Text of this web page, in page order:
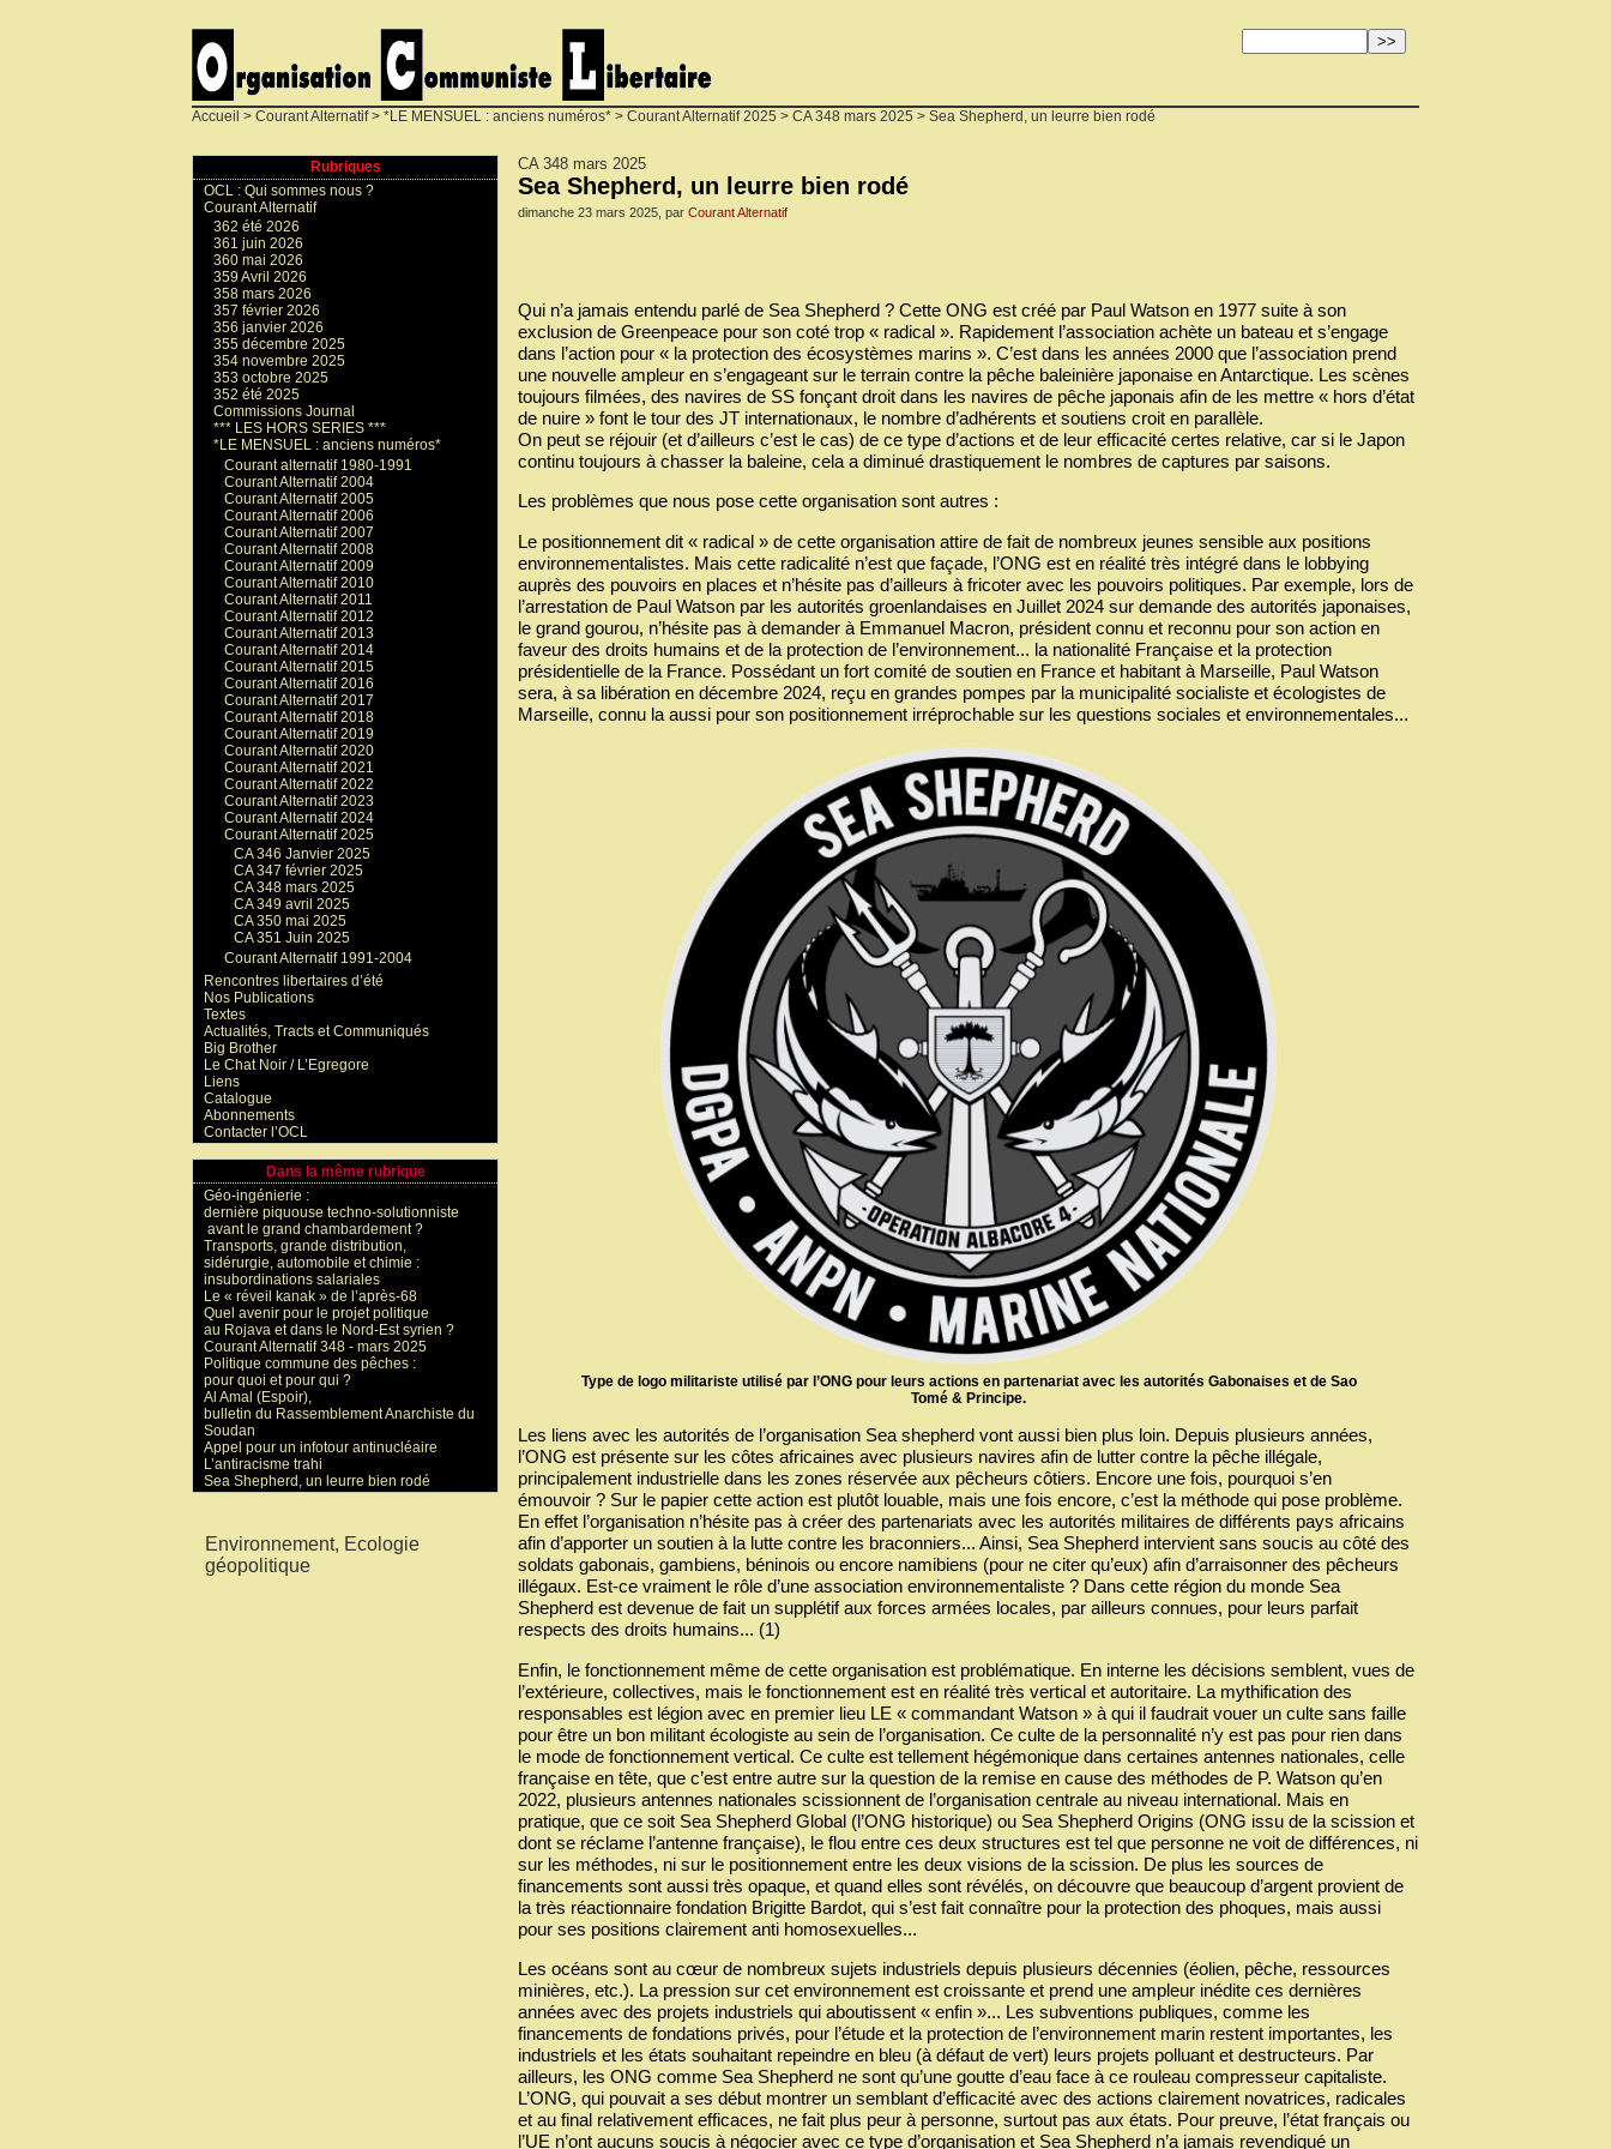
Accueil > Courant Alternatif> *LE MENSUEL : anciens numéros* > Courant Alternatif 2025 > CA 348 mars 2025 > Sea Shepherd, un leurre bien rodé
CA 348 mars 2025
Sea Shepherd, un leurre bien rodé
dimanche 23 mars 2025, par Courant Alternatif
Qui n’a jamais entendu parlé de Sea Shepherd ? Cette ONG est créé par Paul Watson en 1977 suite à son
exclusion de Greenpeace pour son coté trop « radical ». Rapidement l’association achète un bateau et s’engage
dans l’action pour « la protection des écosystèmes marins ». C’est dans les années 2000 que l’association prend
une nouvelle ampleur en s’engageant sur le terrain contre la pêche baleinière japonaise en Antarctique. Les scènes
toujours filmées, des navires de SS fonçant droit dans les navires de pêche japonais afin de les mettre « hors d’état
de nuire » font le tour des JT internationaux, le nombre d’adhérents et soutiens croit en parallèle.
On peut se réjouir (et d’ailleurs c’est le cas) de ce type d’actions et de leur efficacité certes relative, car si le Japon
continu toujours à chasser la baleine, cela a diminué drastiquement le nombres de captures par saisons.
Les problèmes que nous pose cette organisation sont autres :
Le positionnement dit « radical » de cette organisation attire de fait de nombreux jeunes sensible aux positions
environnementalistes. Mais cette radicalité n’est que façade, l’ONG est en réalité très intégré dans le lobbying
auprès des pouvoirs en places et n’hésite pas d’ailleurs à fricoter avec les pouvoirs politiques. Par exemple, lors de
l’arrestation de Paul Watson par les autorités groenlandaises en Juillet 2024 sur demande des autorités japonaises,
le grand gourou, n’hésite pas à demander à Emmanuel Macron, président connu et reconnu pour son action en
faveur des droits humains et de la protection de l’environnement... la nationalité Française et la protection
présidentielle de la France. Possédant un fort comité de soutien en France et habitant à Marseille, Paul Watson
sera, à sa libération en décembre 2024, reçu en grandes pompes par la municipalité socialiste et écologistes de
Marseille, connu la aussi pour son positionnement irréprochable sur les questions sociales et environnementales...
Type de logo militariste utilisé par l’ONG pour leurs actions en partenariat avec les autorités Gabonaises et de Sao
Tomé & Principe.
Les liens avec les autorités de l’organisation Sea shepherd vont aussi bien plus loin. Depuis plusieurs années,
l’ONG est présente sur les côtes africaines avec plusieurs navires afin de lutter contre la pêche illégale,
principalement industrielle dans les zones réservée aux pêcheurs côtiers. Encore une fois, pourquoi s’en
émouvoir ? Sur le papier cette action est plutôt louable, mais une fois encore, c’est la méthode qui pose problème.
En effet l’organisation n’hésite pas à créer des partenariats avec les autorités militaires de différents pays africains
afin d’apporter un soutien à la lutte contre les braconniers... Ainsi, Sea Shepherd intervient sans soucis au côté des
soldats gabonais, gambiens, béninois ou encore namibiens (pour ne citer qu’eux) afin d’arraisonner des pêcheurs
illégaux. Est-ce vraiment le rôle d’une association environnementaliste ? Dans cette région du monde Sea
Shepherd est devenue de fait un supplétif aux forces armées locales, par ailleurs connues, pour leurs parfait
respects des droits humains... (1)
Enfin, le fonctionnement même de cette organisation est problématique. En interne les décisions semblent, vues de
l’extérieure, collectives, mais le fonctionnement est en réalité très vertical et autoritaire. La mythification des
responsables est légion avec en premier lieu LE « commandant Watson » à qui il faudrait vouer un culte sans faille
pour être un bon militant écologiste au sein de l’organisation. Ce culte de la personnalité n’y est pas pour rien dans
le mode de fonctionnement vertical. Ce culte est tellement hégémonique dans certaines antennes nationales, celle
française en tête, que c’est entre autre sur la question de la remise en cause des méthodes de P. Watson qu’en
2022, plusieurs antennes nationales scissionnent de l’organisation centrale au niveau international. Mais en
pratique, que ce soit Sea Shepherd Global (l’ONG historique) ou Sea Shepherd Origins (ONG issu de la scission et
dont se réclame l’antenne française), le flou entre ces deux structures est tel que personne ne voit de différences, ni
sur les méthodes, ni sur le positionnement entre les deux visions de la scission. De plus les sources de
financements sont aussi très opaque, et quand elles sont révélés, on découvre que beaucoup d’argent provient de
la très réactionnaire fondation Brigitte Bardot, qui s’est fait connaître pour la protection des phoques, mais aussi
pour ses positions clairement anti homosexuelles...
Les océans sont au cœur de nombreux sujets industriels depuis plusieurs décennies (éolien, pêche, ressources
minières, etc.). La pression sur cet environnement est croissante et prend une ampleur inédite ces dernières
années avec des projets industriels qui aboutissent « enfin »... Les subventions publiques, comme les
financements de fondations privés, pour l’étude et la protection de l’environnement marin restent importantes, les
industriels et les états souhaitant repeindre en bleu (à défaut de vert) leurs projets polluant et destructeurs. Par
ailleurs, les ONG comme Sea Shepherd ne sont qu’une goutte d’eau face à ce rouleau compresseur capitaliste.
L’ONG, qui pouvait a ses début montrer un semblant d’efficacité avec des actions clairement novatrices, radicales
et au final relativement efficaces, ne fait plus peur à personne, surtout pas aux états. Pour preuve, l’état français ou
l’UE n’ont aucuns soucis à négocier avec ce type d’organisation et Sea Shepherd n’a jamais revendiqué un
Rubriques
OCL : Qui sommes nous ?
Courant Alternatif
362 été 2026
361 juin 2026
360 mai 2026
359 Avril 2026
358 mars 2026
357 février 2026
356 janvier 2026
355 décembre 2025
354 novembre 2025
353 octobre 2025
352 été 2025
Commissions Journal
*** LES HORS SERIES ***
*LE MENSUEL : anciens numéros*
Courant alternatif 1980-1991
Courant Alternatif 2004
Courant Alternatif 2005
Courant Alternatif 2006
Courant Alternatif 2007
Courant Alternatif 2008
Courant Alternatif 2009
Courant Alternatif 2010
Courant Alternatif 2011
Courant Alternatif 2012
Courant Alternatif 2013
Courant Alternatif 2014
Courant Alternatif 2015
Courant Alternatif 2016
Courant Alternatif 2017
Courant Alternatif 2018
Courant Alternatif 2019
Courant Alternatif 2020
Courant Alternatif 2021
Courant Alternatif 2022
Courant Alternatif 2023
Courant Alternatif 2024
Courant Alternatif 2025
CA 346 Janvier 2025
CA 347 février 2025
CA 348 mars 2025
CA 349 avril 2025
CA 350 mai 2025
CA 351 Juin 2025
Courant Alternatif 1991-2004
Rencontres libertaires d’été
Nos Publications
Textes
Actualités, Tracts et Communiqués
Big Brother
Le Chat Noir / L’Egregore
Liens
Catalogue
Abonnements
Contacter l’OCL
Dans la même rubrique
Géo-ingénierie :
dernière piquouse techno-solutionniste
avant le grand chambardement ?
Transports, grande distribution,
sidérurgie, automobile et chimie :
insubordinations salariales
Le « réveil kanak » de l’après-68
Quel avenir pour le projet politique
au Rojava et dans le Nord-Est syrien ?
Courant Alternatif 348 - mars 2025
Politique commune des pêches :
pour quoi et pour qui ?
Al Amal (Espoir),
bulletin du Rassemblement Anarchiste du
Soudan
Appel pour un infotour antinucléaire
L’antiracisme trahi
Sea Shepherd, un leurre bien rodé
Environnement, Ecologie
géopolitique